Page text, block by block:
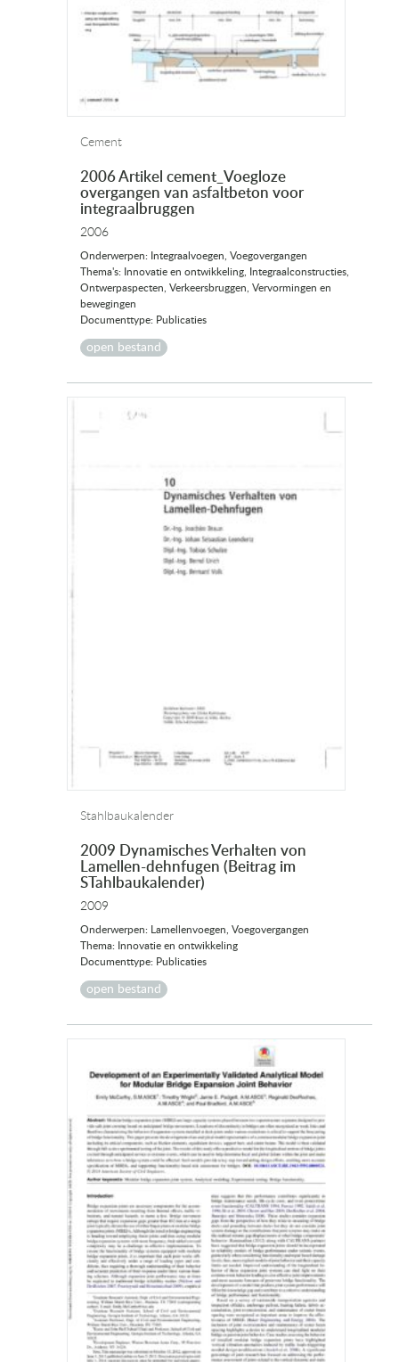
Cement
2006 Artikel cement_Voegloze
overgangen van asfaltbeton voor
integraalbruggen
2006
Onderwerpen: Integraalvoegen, Voegovergangen
Thema's: Innovatie en ontwikkeling, Integraalconstructies,
Ontwerpaspecten, Verkeersbruggen, Vervormingen en
bewegingen
Documenttype: Publicaties
open bestand
Stahlbaukalender
2009 Dynamisches Verhalten von
Lamellen-dehnfugen (Beitrag im
STahlbaukalender)
2009
Onderwerpen: Lamellenvoegen, Voegovergangen
Thema: Innovatie en ontwikkeling
Documenttype: Publicaties
open bestand